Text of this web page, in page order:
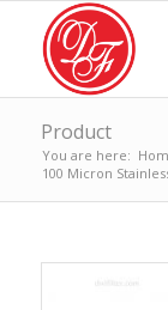
Product
You are here:
100 Micron